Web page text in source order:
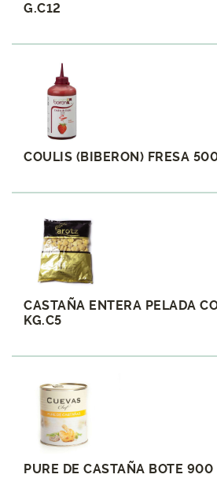
G.C12
COULIS (BIBERON) FRESA
CASTAÑA ENTERA PELADA
KG.C5
PURE DE CASTAÑA BOTE 900